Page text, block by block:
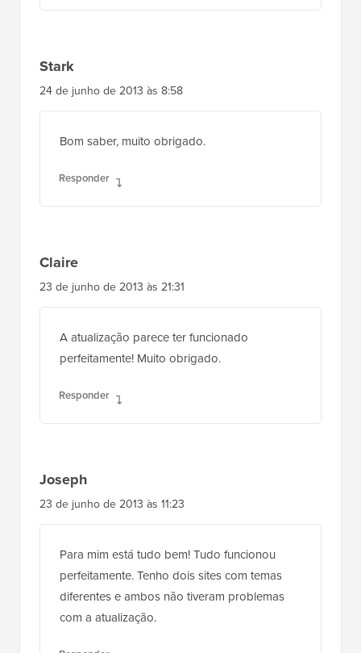
Stark
24 de junho de 2013 às 8:58
Bom saber, muito obrigado.
Responder
Claire
23 de junho de 2013 às 21:31
A atualização parece ter funcionado
perfeitamente! Muito obrigado.
Responder
Joseph
23 de junho de 2013 às 11:23
Para mim está tudo bem! Tudo funcionou
perfeitamente. Tenho dois sites com temas
diferentes e ambos não tiveram problemas
com a atualização.